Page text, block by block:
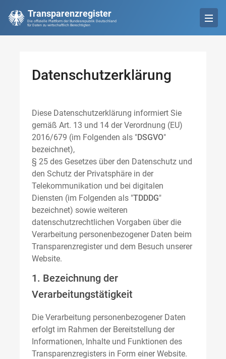
Transparenzregister
Die offizielle Plattform der Bundesrepublik Deutschland
für Daten zu wirtschaftlich Berechtigten
Datenschutzerklärung
Diese Datenschutzerklärung informiert Sie
gemäß Art. 13 und 14 der Verordnung (EU)
2016/679 (im Folgenden als "DSGVO"
bezeichnet),
§ 25 des Gesetzes über den Datenschutz und
den Schutz der Privatsphäre in der
Telekommunikation und bei digitalen
Diensten (im Folgenden als "TDDDG"
bezeichnet) sowie weiteren
datenschutzrechtlichen Vorgaben über die
Verarbeitung personenbezogener Daten beim
Transparenzregister und dem Besuch unserer
Website.
1. Bezeichnung der
Verarbeitungstätigkeit
Die Verarbeitung personenbezogener Daten
erfolgt im Rahmen der Bereitstellung der
Informationen, Inhalte und Funktionen des
Transparenzregisters in Form einer Website.